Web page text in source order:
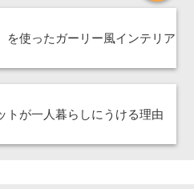
を使ったガーリー風インテリア
トが一人暮らしにうける理由